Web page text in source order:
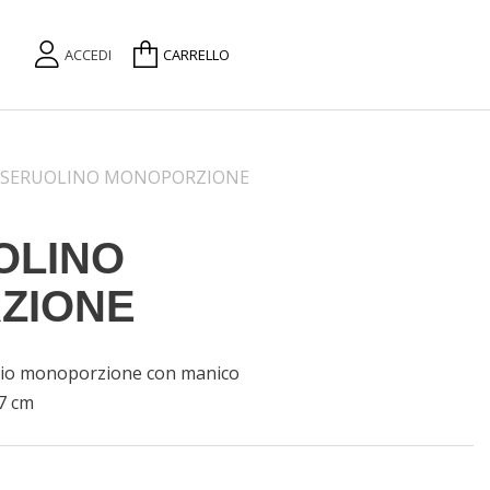
ACCEDI CARRELLO
MONOPORZIONE
monoporzione con manico
cm